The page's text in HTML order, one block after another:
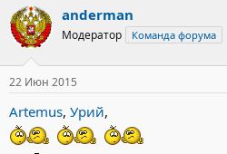
anderman
Модератор Команда форума
22 Июн 2015
Artemus, Урий,